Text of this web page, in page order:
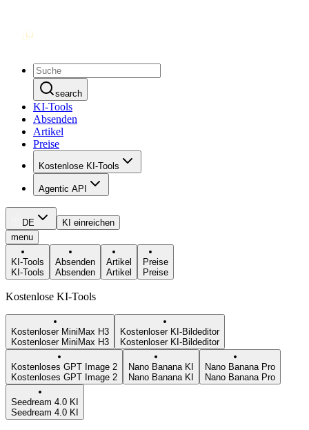
search
KI-Tools
Absenden
Artikel
Preise
Kostenlose KI-Tools
Agentic API
DE
KI einreichen
menu
KI-Tools
KI-Tools
Absenden
Absenden
Artikel
Artikel
Preise
Preise
Kostenlose KI-Tools
Kostenloser MiniMax H3
Kostenloser MiniMax H3
Kostenloser KI-Bildeditor
Kostenloser KI-Bildeditor
Kostenloses GPT Image 2
Kostenloses GPT Image 2
Nano Banana KI
Nano Banana KI
Nano Banana Pro
Nano Banana Pro
Seedream 4.0 KI
Seedream 4.0 KI